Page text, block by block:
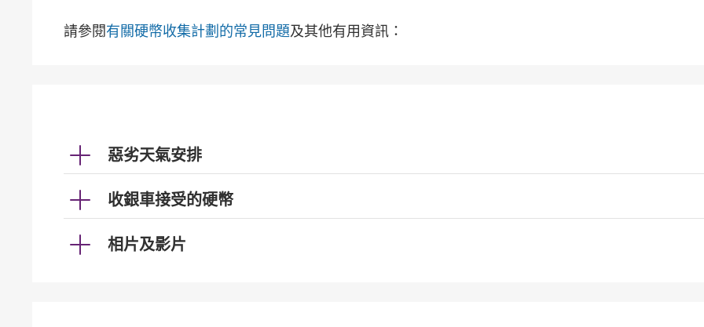
請參閱有關硬幣收集計劃的常見問題及其他有用資訊：
惡劣天氣安排
收銀車接受的硬幣
相片及影片